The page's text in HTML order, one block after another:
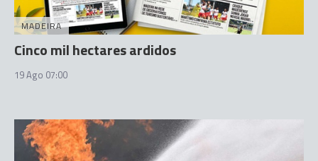
MADEIRA
Cinco mil hectares ardidos
19 Ago 07:00